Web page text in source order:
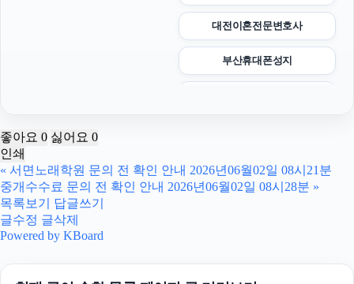
대전이혼전문변호사
부산휴대폰성지
동탄피부과
좋아요 0 싫어요 0
인쇄
« 서면노래학원 문의 전 확인 안내 2026년06월02일 08시21분
중개수수료 문의 전 확인 안내 2026년06월02일 08시28분 »
목록보기
답글쓰기
글수정 글삭제
Powered by KBoard